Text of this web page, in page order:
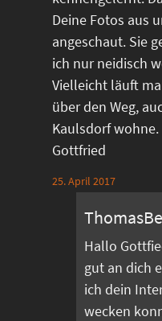
Deine Fotos aus
angeschaut. Sie
ich nur neidisch
Vielleicht läuft
über den Weg,
Kaulsdorf wohne.
Gottfried
25. April 2017
Hallo
gut an dich
ich dein
wecken